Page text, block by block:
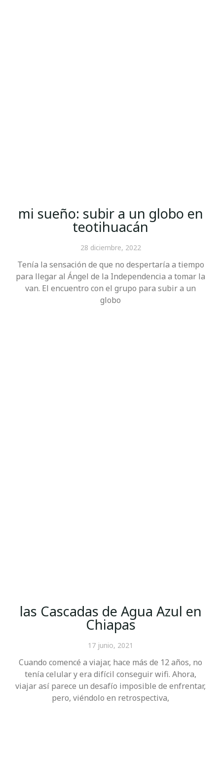
mi sueño: subir a un globo en
teotihuacán
28 diciembre, 2022
Tenía la sensación de que no despertaría a tiempo
para llegar al Ángel de la Independencia a tomar la
van. El encuentro con el grupo para subir a un
globo
las Cascadas de Agua Azul en
Chiapas
17 junio, 2021
Cuando comencé a viajar, hace más de 12 años, no
tenía celular y era difícil conseguir wifi. Ahora,
viajar así parece un desafío imposible de enfrentar,
pero, viéndolo en retrospectiva,